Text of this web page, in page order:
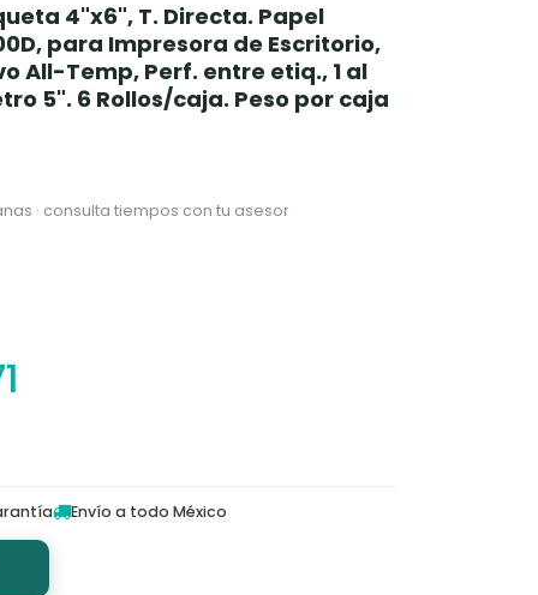
4"x6", T. Directa. Papel
para Impresora de Escritorio,
All-Temp, Perf. entre etiq., 1 al
5". 6 Rollos/caja. Peso por caja
· consulta tiempos con tu asesor
Envío a todo México